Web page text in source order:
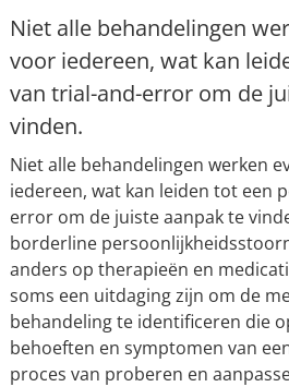
Niet alle behandelingen
voor iedereen, wat kan
van trial-and-error om de
vinden.
Niet alle behandelingen werken
iedereen, wat kan leiden tot een
error om de juiste aanpak te
borderline
anders op therapieën en
soms een uitdaging zijn om de
behandeling te identificeren die
behoeften en symptomen van
proces van proberen en